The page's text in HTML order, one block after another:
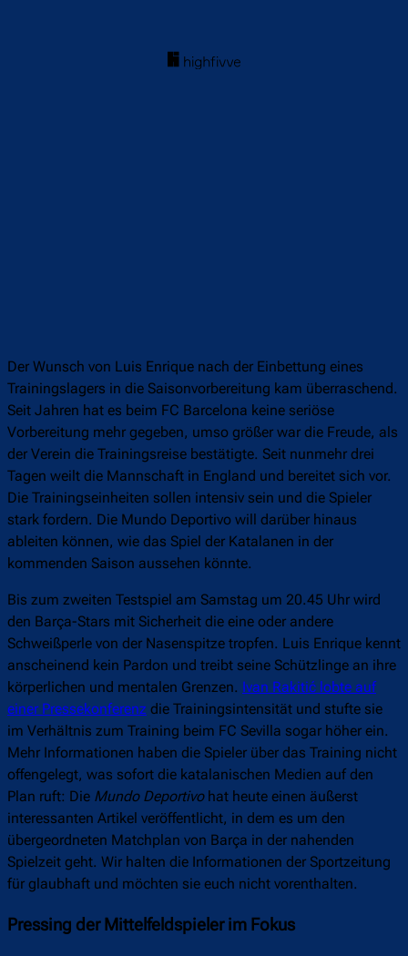
Der Wunsch von Luis Enrique nach der Einbettung eines
Trainingslagers in die Saisonvorbereitung kam überraschend.
Seit Jahren hat es beim FC Barcelona keine seriöse
Vorbereitung mehr gegeben, umso größer war die Freude, als
der Verein die Trainingsreise bestätigte. Seit nunmehr drei
Tagen weilt die Mannschaft in England und bereitet sich vor.
Die Trainingseinheiten sollen intensiv sein und die Spieler
stark fordern. Die Mundo Deportivo will darüber hinaus
ableiten können, wie das Spiel der Katalanen in der
kommenden Saison aussehen könnte.
Bis zum zweiten Testspiel am Samstag um 20.45 Uhr wird
den Barça-Stars mit Sicherheit die eine oder andere
Schweißperle von der Nasenspitze tropfen. Luis Enrique kennt
anscheinend kein Pardon und treibt seine Schützlinge an ihre
körperlichen und mentalen Grenzen. Ivan Rakitić lobte auf
einer Pressekonferenz die Trainingsintensität und stufte sie
im Verhältnis zum Training beim FC Sevilla sogar höher ein.
Mehr Informationen haben die Spieler über das Training nicht
offengelegt, was sofort die katalanischen Medien auf den
Plan ruft: Die Mundo Deportivohat heute einen äußerst
interessanten Artikel veröffentlicht, in dem es um den
übergeordneten Matchplan von Barça in der nahenden
Spielzeit geht. Wir halten die Informationen der Sportzeitung
für glaubhaft und möchten sie euch nicht vorenthalten.
Pressing der Mittelfeldspieler im Fokus